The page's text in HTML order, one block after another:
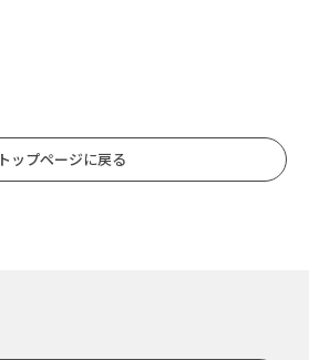
トップページに戻る